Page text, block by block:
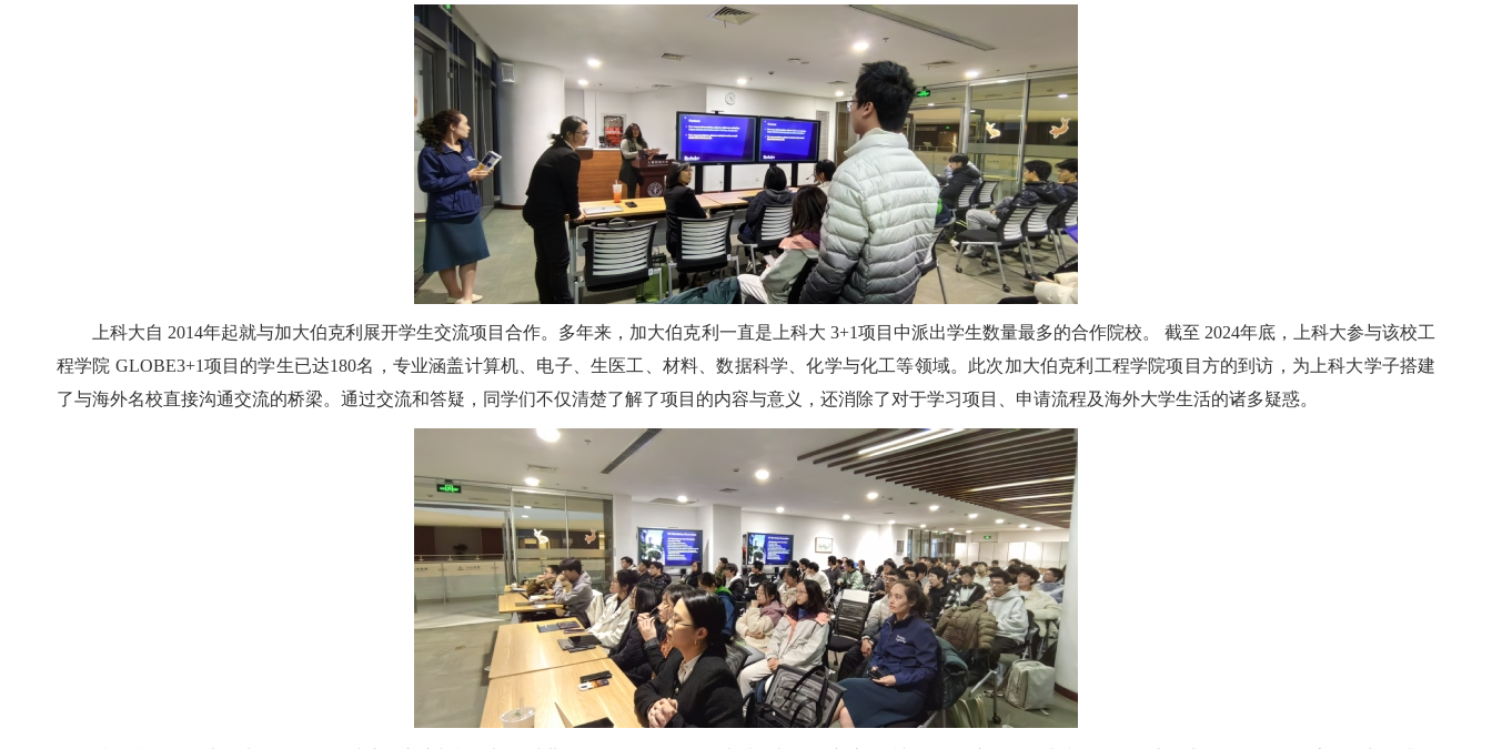
上科大自 2014年起就与加大伯克利展开学生交流项目合作。多年来，加大伯克利一直是上科大 3+1项目中派出学生数量最多的合作院校。 截至 2024年底，上科大参与该校工
程学院 GLOBE3+1项目的学生已达180名，专业涵盖计算机、电子、生医工、材料、数据科学、化学与化工等领域。此次加大伯克利工程学院项目方的到访，为上科大学子搭建
了与海外名校直接沟通交流的桥梁。通过交流和答疑，同学们不仅清楚了解了项目的内容与意义，还消除了对于学习项目、申请流程及海外大学生活的诸多疑惑。